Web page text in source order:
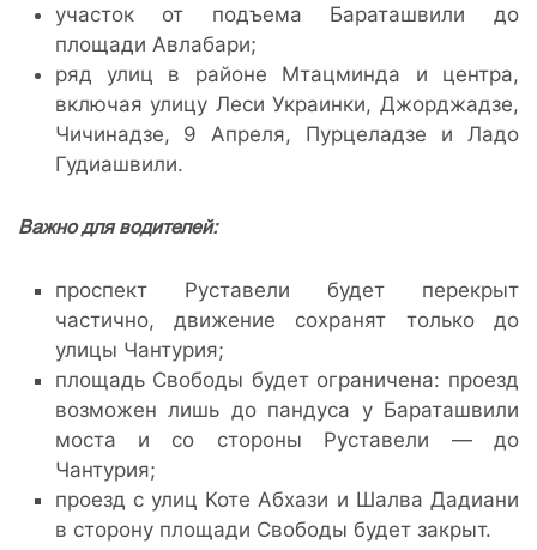
участок от подъема Бараташвили до
площади Авлабари;
ряд улиц в районе Мтацминда и центра,
включая улицу Леси Украинки, Джорджадзе,
Чичинадзе, 9 Апреля, Пурцеладзе и Ладо
Гудиашвили.
Важно для водителей:
проспект Руставели будет перекрыт
частично, движение сохранят только до
улицы Чантурия;
площадь Свободы будет ограничена: проезд
возможен лишь до пандуса у Бараташвили
моста и со стороны Руставели — до
Чантурия;
проезд с улиц Коте Абхази и Шалва Дадиани
в сторону площади Свободы будет закрыт.